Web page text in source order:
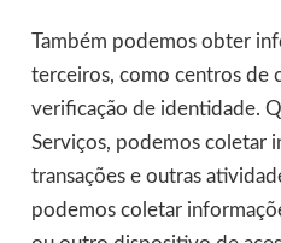
Também podemos obter
terceiros, como centros de
verificação de identidade.
Serviços, podemos coletar
transações e outras
podemos coletar